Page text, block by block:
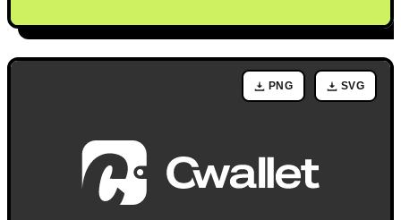
PNG SVG